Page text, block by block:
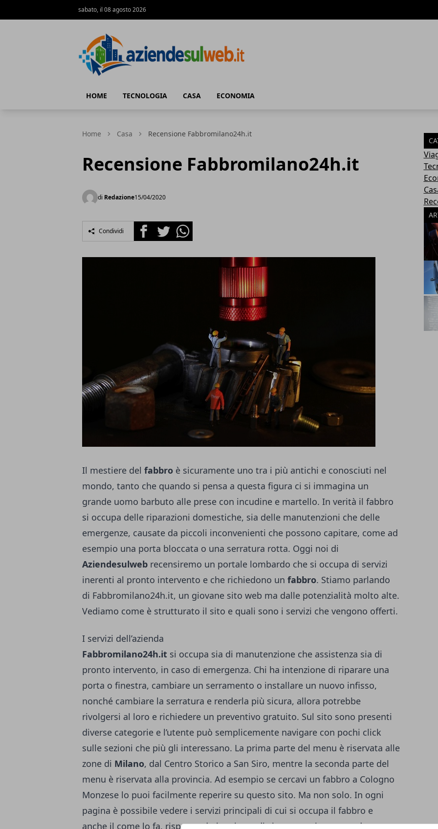
sabato, il 08 agosto 2026
HOME TECNOLOGIA CASA ECONOMIA
Home Casa Recensione Fabbromilano24h.it
Recensione Fabbromilano24h.it
di Redazione15/04/2020
Condividi FacebookTwitterWhatsapp
Il mestiere del fabbro è sicuramente uno tra i più antichi e conosciuti nel
mondo, tanto che quando si pensa a questa figura ci si immagina un
grande uomo barbuto alle prese con incudine e martello. In verità il fabbro
si occupa delle riparazioni domestiche, sia delle manutenzioni che delle
emergenze, causate da piccoli inconvenienti che possono capitare, come ad
esempio una porta bloccata o una serratura rotta. Oggi noi di
Aziendesulweb recensiremo un portale lombardo che si occupa di servizi
inerenti al pronto intervento e che richiedono un fabbro. Stiamo parlando
di Fabbromilano24h.it, un giovane sito web ma dalle potenzialità molto alte.
Vediamo come è strutturato il sito e quali sono i servizi che vengono offerti.
I servizi dell’azienda
Fabbromilano24h.it si occupa sia di manutenzione che assistenza sia di
pronto intervento, in caso di emergenza. Chi ha intenzione di riparare una
porta o finestra, cambiare un serramento o installare un nuovo infisso,
nonché cambiare la serratura e renderla più sicura, allora potrebbe
rivolgersi al loro e richiedere un preventivo gratuito. Sul sito sono presenti
diverse categorie e l’utente può semplicemente navigare con pochi click
sulle sezioni che più gli interessano. La prima parte del menu è riservata alle
zone di Milano, dal Centro Storico a San Siro, mentre la seconda parte del
menu è riservata alla provincia. Ad esempio se cercavi un fabbro a Cologno
Monzese lo puoi facilmente reperire su questo sito. Ma non solo. In ogni
pagina è possibile vedere i servizi principali di cui si occupa il fabbro e
anche il come lo fa, rispettando le misure di sicurezza e impegnando meno